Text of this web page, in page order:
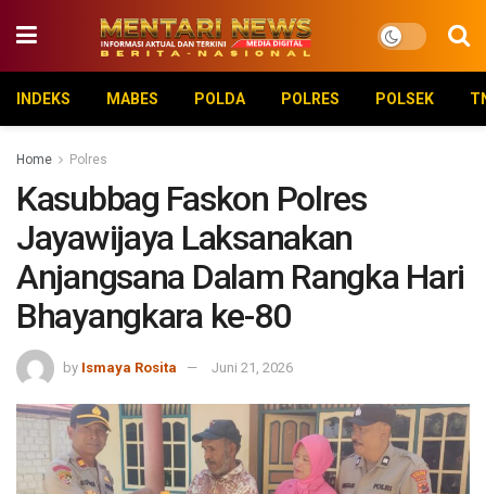
INDEKS MABES POLDA POLRES POLSEK
Home Polres
Kasubbag Faskon Polres
Jayawijaya Laksanakan
Anjangsana Dalam Rangka Hari
Bhayangkara ke-80
by Ismaya Rosita Juni 21, 2026